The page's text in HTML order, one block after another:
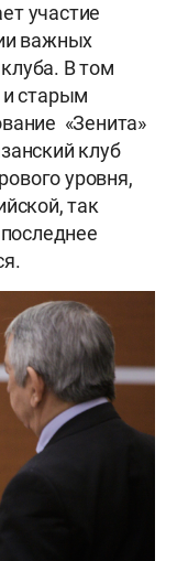
участие
важных
В том
и старым
«Зенита»
клуб
уровня,
так